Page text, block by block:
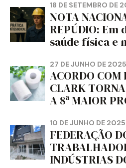
18 DE SETEMBRO DE
NOTA
REPÚDIO: Em defesa da
saúde física e
da dignidade
27 DE JUNHO DE 2025
ACORDO COM
CLARK
A 8ª MAIOR
MUNDO, DIZ
10 DE JUNHO DE 2025
FEDERAÇÃO
INDÚSTRIAS